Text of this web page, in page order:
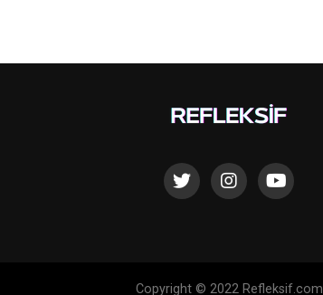
Copyright © 2022 Refleksif.com